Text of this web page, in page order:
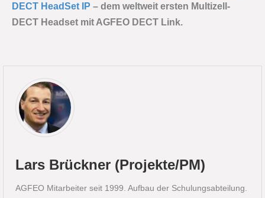
DECT HeadSet IP – dem weltweit ersten Multizell-
DECT Headset mit AGFEO DECT Link.
Lars Brückner (Projekte/PM)
AGFEO Mitarbeiter seit 1999. Aufbau der Schulungsabteilung.